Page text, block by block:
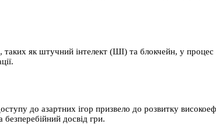
таких як штучний інтелект (ШІ) та блокчейн, у
до азартних ігор призвело до розвитку
безперебійний досвід гри.